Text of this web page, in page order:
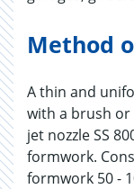
Method
A thin and
with a brush or
jet nozzle SS
formwork.
formwork 50 -